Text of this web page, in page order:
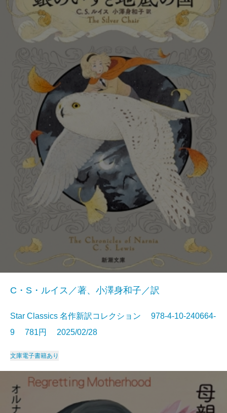
C・S・ルイス／著、小澤身和子／訳
Star Classics 名作新訳コレクション 978-4-10-240664-
9 781円 2025/02/28
文庫電子書籍あり